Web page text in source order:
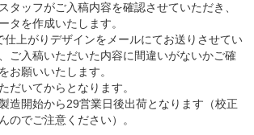
タッフがご入稿内容を確認させていただき、
タを作成いたします。
仕上がりデザインをメールにてお送りさせてい
ご入稿いただいた内容に間違いがないかご確
お願いいたします。
だいてからとなります。
造開始から29営業日後出荷となります（校正
のでご注意ください）。